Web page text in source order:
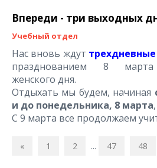
Впереди - три выходных
Учебный отдел
Нас вновь ждут
празднованием 8 марта
женского дня.
Отдыхать мы будем, начиная
и до понедельника, 8 марта
С 9 марта все продолжаем
« 1 2 ... 47 48